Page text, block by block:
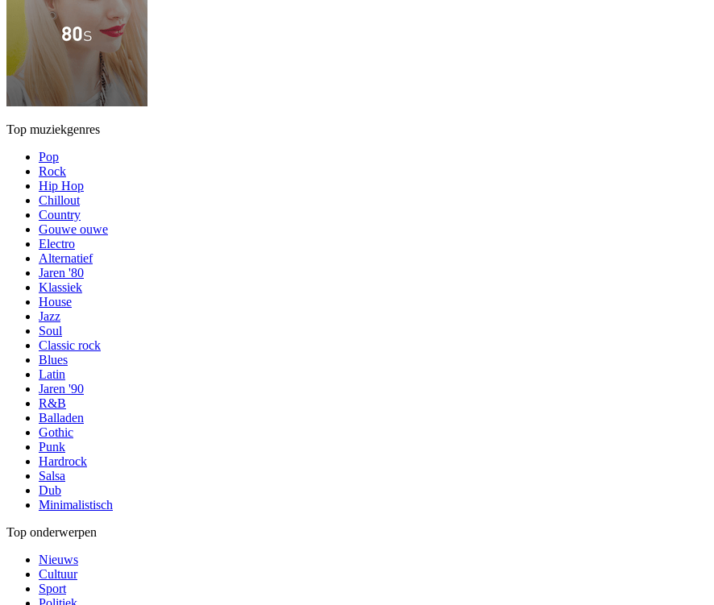
Top muziekgenres
Pop
Rock
Hip Hop
Chillout
Country
Gouwe ouwe
Electro
Alternatief
Jaren '80
Klassiek
House
Jazz
Soul
Classic rock
Blues
Latin
Jaren '90
R&B
Balladen
Gothic
Punk
Hardrock
Salsa
Dub
Minimalistisch
Top onderwerpen
Nieuws
Cultuur
Sport